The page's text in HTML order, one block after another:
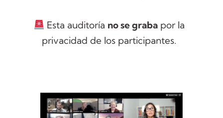
Esta auditoría no se grabapor la
privacidad de los participantes.